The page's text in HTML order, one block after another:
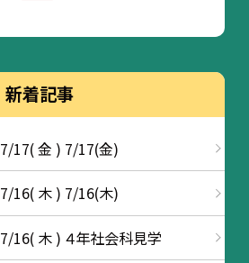
新着記事
7/17( 金 ) 7/17(金)
7/16( 木 ) 7/16(木)
7/16( 木 ) ４年社会科見学